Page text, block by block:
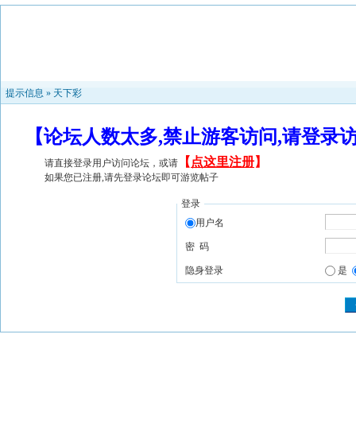
提示信息 » 天下彩
【论坛人数太多,禁止游客访问,请登
请直接登录用户访问论坛，或请 【 点这里注册】
如果您已注册,请先登录论坛即可游览帖子
登录
用户名
密 码
隐身登录 是